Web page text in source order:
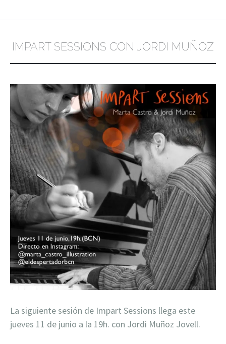
IMPART SESSIONS CON JORDI MUÑOZ
La siguiente sesión de Impart Sessions llega este
jueves 11 de junio a la 19h. con Jordi Muñoz Jovell.